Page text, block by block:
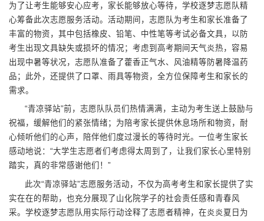
为了让考生能够安心应考，家长能够放心等待，学校逐梦志愿队精
心筹备此次志愿服务活动。活动期间，志愿队为考生和家长准备了
丰富的物资，其中包括橡皮、铅笔、中性笔等考试必备文具，以防
考生出现文具缺失或损坏的情况；考虑到高考期间天气炎热，容易
出现中暑等状况，志愿队准备了藿香正气水、风油精等防暑降温药
品；此外，还提供了口罩、雨具等物资，全方位保障考生和家长的
需求。
“青凉驿站”前，志愿队队员们热情满满，主动为考生送上鼓励与
祝福，缓解他们的紧张情绪；为陪考家长提供休息场所和物资，耐
心倾听他们的心声，陪伴他们度过漫长的等待时光。一位考生家长
感动地说：“大学生志愿者们考虑得太周到了，让我们家长心里特别
踏实，真的非常感谢他们！”
此次“青凉驿站”志愿服务活动，不仅为高考考生和家长提供了实
实在在的帮助，也充分展现了山化院学子的社会责任感和青春风
采。学校逐梦志愿队用实际行动诠释了志愿者精神，在炎炎夏日为